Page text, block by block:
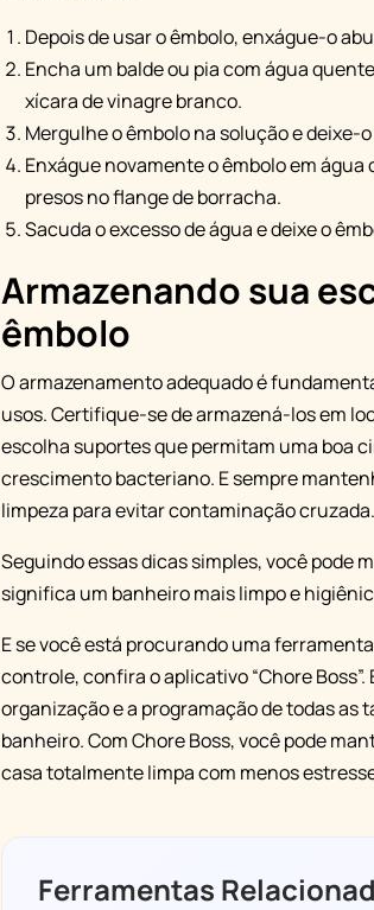
Depois de usar o êmbolo, enxágue-o
Encha um balde ou pia com água
xícara de vinagre branco.
Mergulhe o êmbolo na solução e deixe-
Enxágue novamente o êmbolo em
presos no flange de borracha.
Sacuda o excesso de água e deixe o
Armazenando sua
êmbolo
O armazenamento adequado é
usos. Certifique-se de armazená-los em
escolha suportes que permitam uma boa
crescimento bacteriano. E sempre
limpeza para evitar contaminação cruzada.
Seguindo essas dicas simples, você pode
significa um banheiro mais limpo e
E se você está procurando uma
controle, confira o aplicativo “Chore
organização e a programação de todas
banheiro. Com Chore Boss, você pode
casa totalmente limpa com menos
Ferramentas